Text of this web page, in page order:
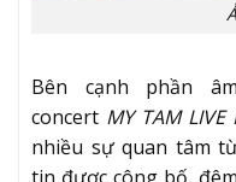
Bên cạnh phần
concert MY TAM LIVE
nhiều sự quan tâm